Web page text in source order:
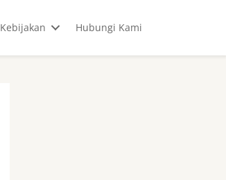
Kebijakan Hubungi Kami